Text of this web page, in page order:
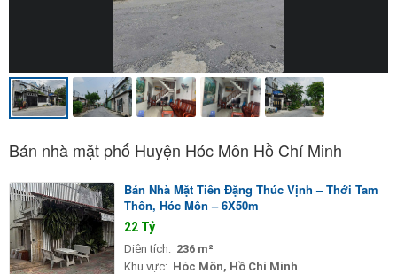
Bán nhà mặt phố Huyện Hóc Môn Hồ Chí Minh
Bán Nhà Mặt Tiền Đặng Thúc Vịnh – Thới Tam
Thôn, Hóc Môn – 6X50m
22 Tỷ
Diện tích: 236 m²
Khu vực: Hóc Môn, Hồ Chí Minh